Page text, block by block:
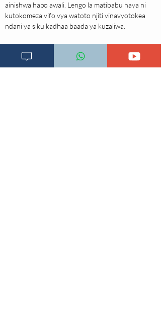
ainishwa hapo awali. Lengo la matibabu haya ni
kutokomeza vifo vya watoto njiti vinavyotokea
ndani ya siku kadhaa baada ya kuzaliwa.
maalumu chenye vifaa maalumu, na baadhi yao
huudumiwa katika chumba cha watoto wachanga